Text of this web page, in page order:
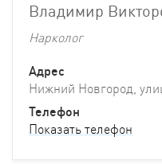
Владимир
Нарколог
Адрес
Нижний Новгород,
Телефон
Показать телефон